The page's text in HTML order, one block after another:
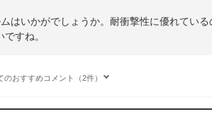
はいかがでしょうか。耐衝撃性に優れている
すね。
のおすすめコメント（2件）